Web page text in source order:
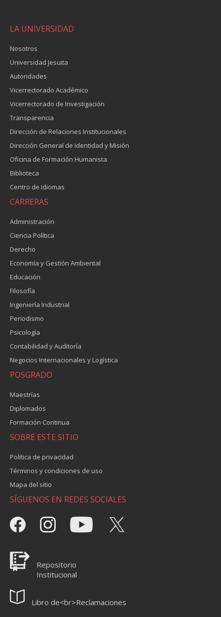
LA UNIVERSIDAD
Nosotros
Universidad Jesuita
Autoridades
Vicerrectorado Académico
Vicerrectorado de Investigación
Transparencia
Dirección de Relaciones Institucionales
Dirección General de Identidad y Misión
Oficina de Formación Humanista
Biblioteca
Centro de Idiomas
CARRERAS
Administración
Ciencia Política
Derecho
Economía y Gestión Ambiental
Educación
Filosofía
Ingeniería Industrial
Periodismo
Psicología
Contabilidad y Auditoría
Negocios Internacionales y Logística
POSGRADO
Maestrías
Diplomados
Formación Continua
SOBRE ESTE SITIO
Política de privacidad
Términos y condiciones de uso
Mapa del sitio
SÍGUENOS EN REDES SOCIALES
Repositorio
Institucional
Libro de<br>Reclamaciones